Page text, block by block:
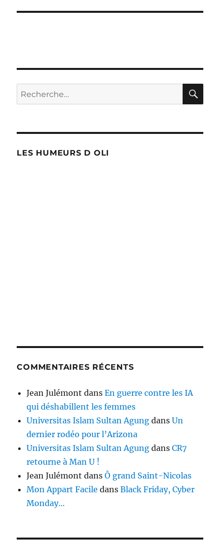
Recherche
pour :
LES HUMEURS D OLI
COMMENTAIRES RÉCENTS
Jean Julémont dansEn guerre contre les IA
qui déshabillent les femmes
Universitas Islam Sultan Agung dansUn
dernier rodéo pour l’Arizona
Universitas Islam Sultan Agung dansCR7
retourne à Man U !
Jean Julémont dansÔ grand Saint-Nicolas
Mon Appart Facile dansBlack Friday, Cyber
Monday…